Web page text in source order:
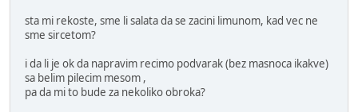
sta mi rekoste, sme li salata da se zacini limunom, kad vec ne
sme sircetom?
i da li je ok da napravim recimo podvarak (bez masnoca ikakve)
sa belim pilecim mesom ,
pa da mi to bude za nekoliko obroka?